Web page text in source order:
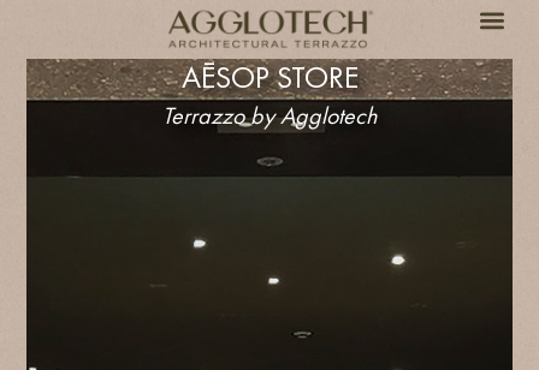
AĒSOP STORE
Terrazzo by Agglotech